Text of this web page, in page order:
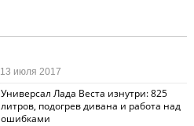
Универсал Лада Веста изнутри: 825
литров, подогрев дивана и работа над
ошибками
13 июля 2017